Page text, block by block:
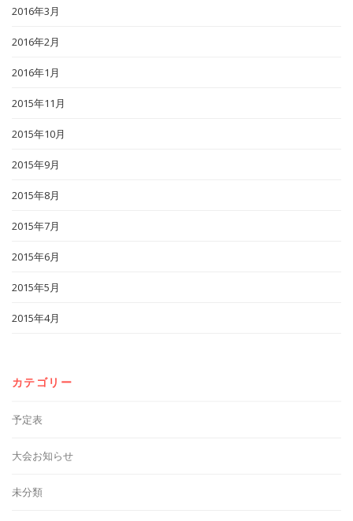
2016年3月
2016年2月
2016年1月
2015年11月
2015年10月
2015年9月
2015年8月
2015年7月
2015年6月
2015年5月
2015年4月
カテゴリー
予定表
大会お知らせ
未分類